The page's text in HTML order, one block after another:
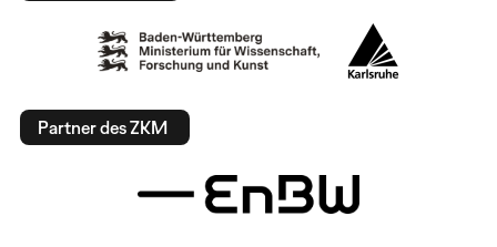
Partner des ZKM